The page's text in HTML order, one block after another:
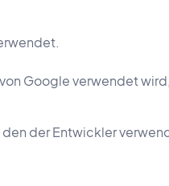
Google verwendet
der Entwickler